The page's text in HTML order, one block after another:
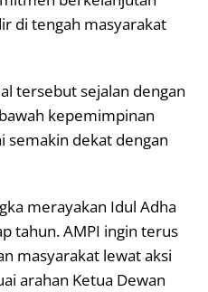
di tengah masyarakat
tersebut sejalan dengan
kepemimpinan
semakin dekat dengan
merayakan Idul Adha
tahun. AMPI ingin terus
masyarakat lewat aksi
arahan Ketua Dewan